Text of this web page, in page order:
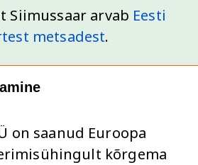
Siimussaar arvab Eesti
metsadest.
on saanud Euroopa
kõrgema